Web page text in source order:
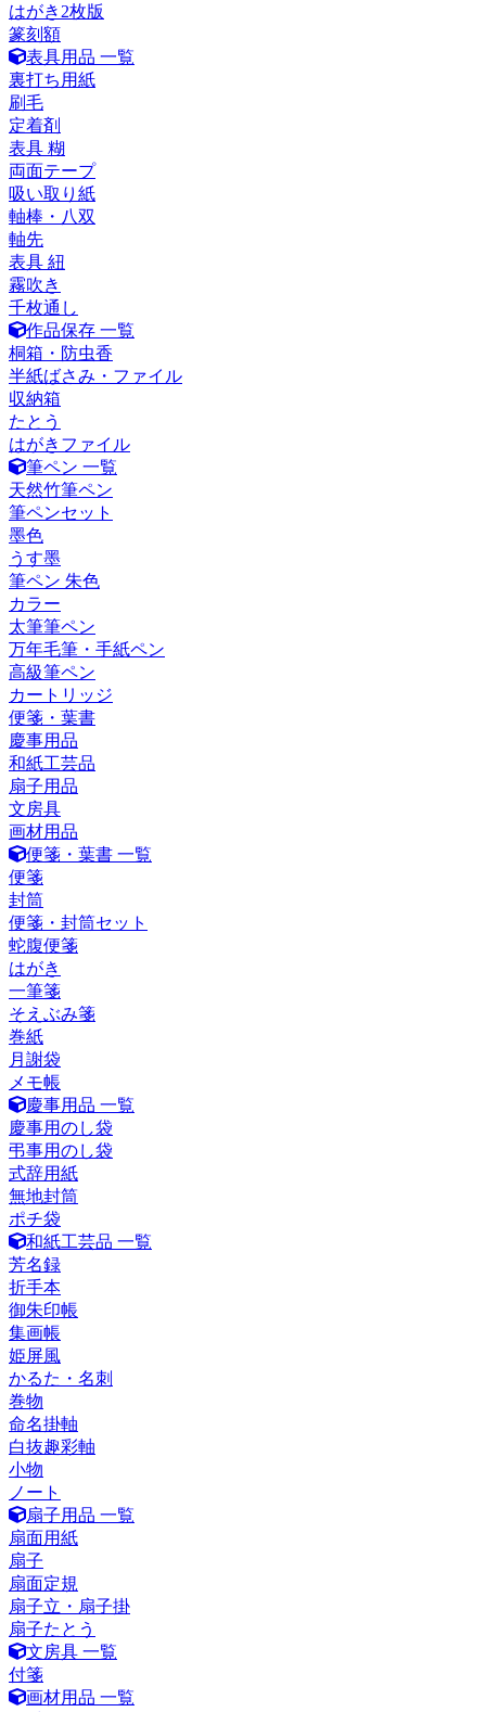
はがき2枚版
篆刻額
表具用品 一覧
裏打ち用紙
刷毛
定着剤
表具 糊
両面テープ
吸い取り紙
軸棒・八双
軸先
表具 紐
霧吹き
千枚通し
作品保存 一覧
桐箱・防虫香
半紙ばさみ・ファイル
収納箱
たとう
はがきファイル
筆ペン 一覧
天然竹筆ペン
筆ペンセット
墨色
うす墨
筆ペン 朱色
カラー
太筆筆ペン
万年毛筆・手紙ペン
高級筆ペン
カートリッジ
便箋・葉書
慶事用品
和紙工芸品
扇子用品
文房具
画材用品
便箋・葉書 一覧
便箋
封筒
便箋・封筒セット
蛇腹便箋
はがき
一筆箋
そえぶみ箋
巻紙
月謝袋
メモ帳
慶事用品 一覧
慶事用のし袋
弔事用のし袋
式辞用紙
無地封筒
ポチ袋
和紙工芸品 一覧
芳名録
折手本
御朱印帳
集画帳
姫屏風
かるた・名刺
巻物
命名掛軸
白抜趣彩軸
小物
ノート
扇子用品 一覧
扇面用紙
扇子
扇面定規
扇子立・扇子掛
扇子たとう
文房具 一覧
付箋
画材用品 一覧